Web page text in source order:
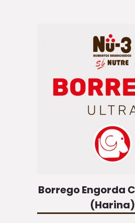
Borrego Engorda
(Harina)